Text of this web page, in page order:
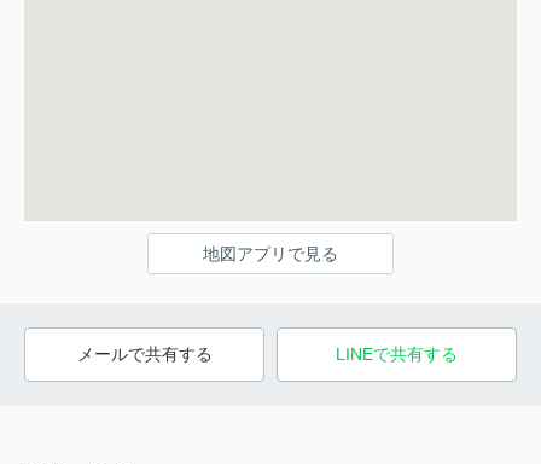
地図アプリで見る
メールで共有する LINEで共有する